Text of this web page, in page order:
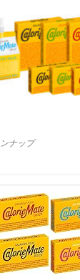
ナップ